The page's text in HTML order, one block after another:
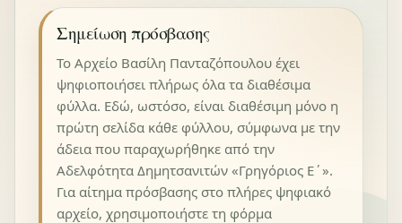
Σημείωση πρόσβασης
Το Αρχείο Βασίλη Πανταζόπουλου έχει
ψηφιοποιήσει πλήρως όλα τα διαθέσιμα
φύλλα. Εδώ, ωστόσο, είναι διαθέσιμη μόνο η
πρώτη σελίδα κάθε φύλλου, σύμφωνα με την
άδεια που παραχωρήθηκε από την
Αδελφότητα Δημητσανιτών «Γρηγόριος Ε΄».
Για αίτημα πρόσβασης στο πλήρες ψηφιακό
αρχείο, χρησιμοποιήστε τη φόρμα